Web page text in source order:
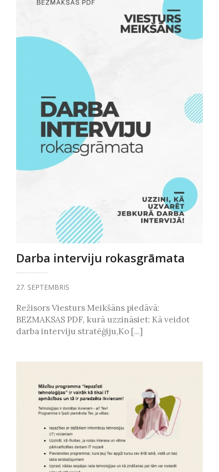
Darba interviju rokasgrāmata
27. SEPTEMBRIS
Režisors Viesturs Meikšāns piedāvā:
BEZMAKSAS PDF, kurā uzzināsiet: Kā veidot
darba interviju stratēģiju,Ko [...]